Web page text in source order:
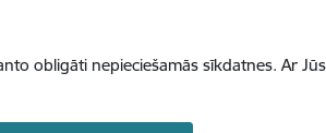
obligāti nepieciešamās sīkdatnes. Ar